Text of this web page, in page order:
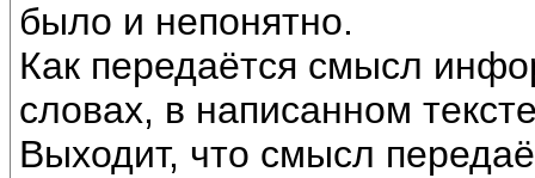
было и непонятно.
Как передаётся смысл
словах, в написанном
Выходит, что смысл